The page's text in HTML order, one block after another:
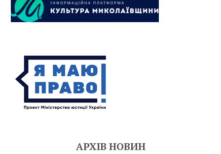
АРХІВ НОВИН